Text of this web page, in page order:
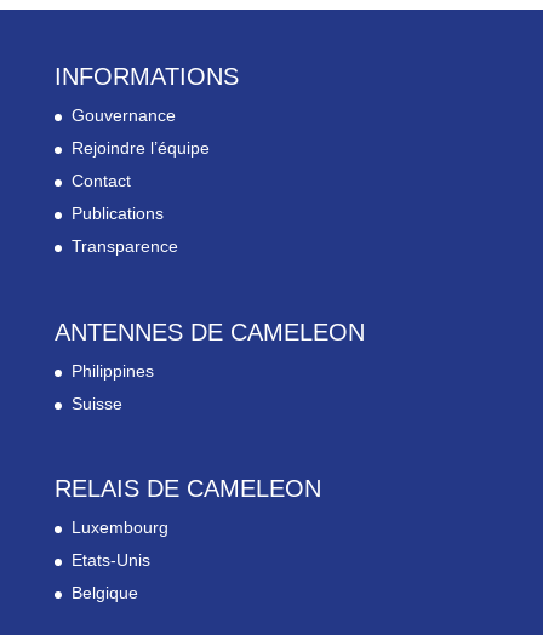
INFORMATIONS
Gouvernance
Rejoindre l’équipe
Contact
Publications
Transparence
ANTENNES DE CAMELEON
Philippines
Suisse
RELAIS DE CAMELEON
Luxembourg
Etats-Unis
Belgique